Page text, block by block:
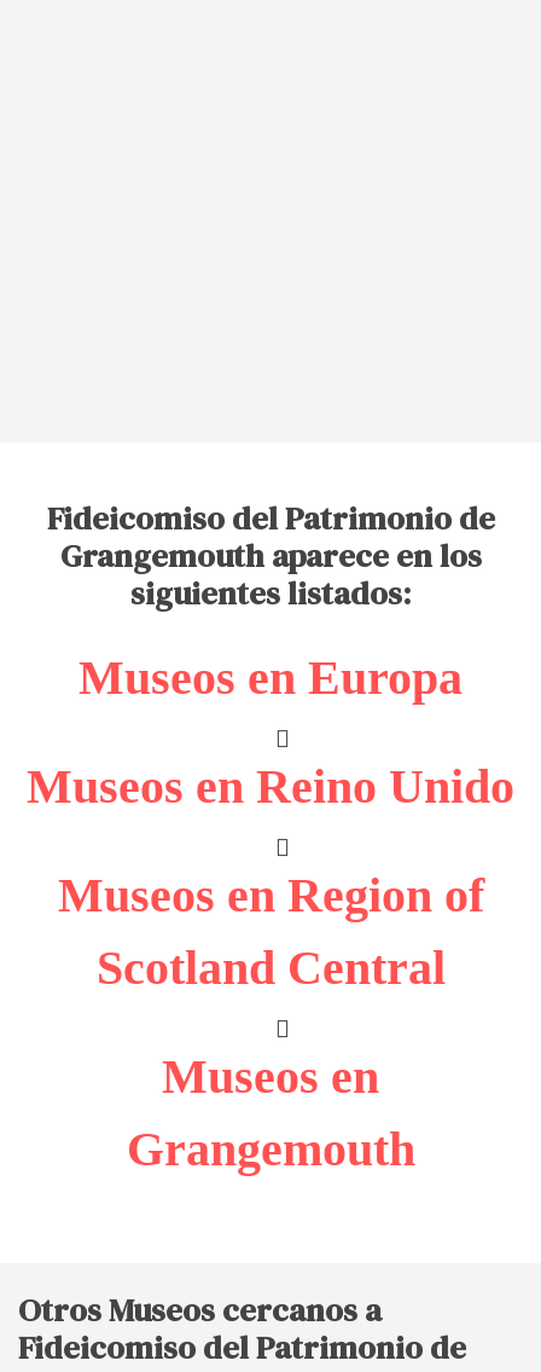
Fideicomiso del Patrimonio de
Grangemouth aparece en los
siguientes listados:
Museos en Europa
Museos en Reino Unido
Museos en Region of
Scotland Central
Museos en
Grangemouth
Otros Museos cercanos a
Fideicomiso del Patrimonio de